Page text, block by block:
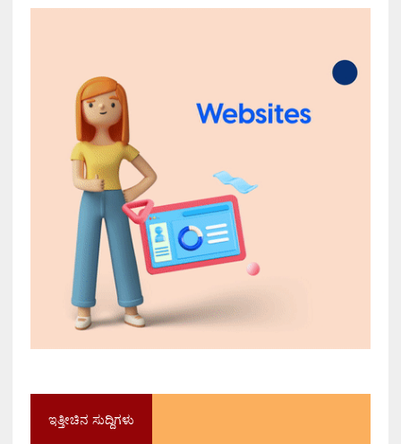
ಇತ್ತೀಚಿನ ಸುದ್ದಿಗಳು